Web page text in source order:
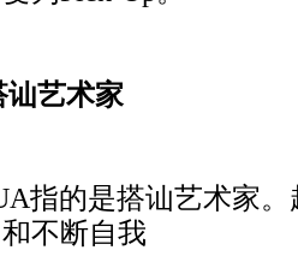
艺术家
指的是搭讪艺术家
不断自我